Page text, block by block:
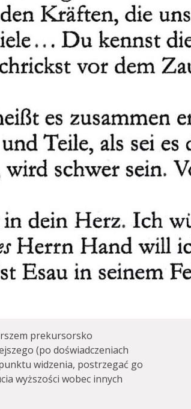
prekursorsko
(po doświadczeniach
widzenia, postrzegać go
wyższości wobec innych